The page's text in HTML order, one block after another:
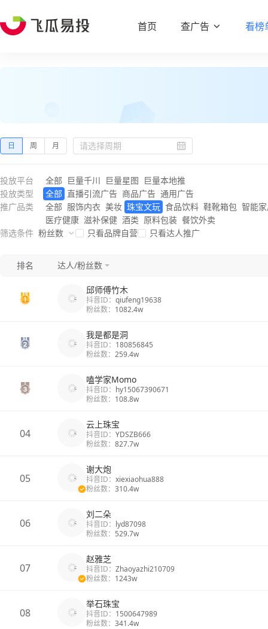
首页 查广告 看榜
日 周 月
投放平台 全部 巨量千川 巨量星图 巨量本地推
投放类型
全部 直播引流广告 商品广告 通用广告
推广品类
全部 服饰内衣 美妆 珠宝文玩 食品饮料 鞋靴箱包 智能
医疗健康 滋补保健 酒类 原料包装 餐饮外卖
筛选条件 粉丝数 只看品牌自营 只看达人推广
排名 达人/粉丝数
邱师傅竹木
抖音ID： qiufeng19638
粉丝数： 1082.4w
我是都是洞
抖音ID： 180856845
粉丝数： 259.4w
嗑学家Momo
抖音ID： hy15067390671
粉丝数： 108.8w
04
云上珠宝
抖音ID： YDSZB666
粉丝数： 827.7w
05
谢大炮
抖音ID： xiexiaohua888
粉丝数： 310.4w
06
刘二朵
抖音ID： lyd87098
粉丝数： 529.7w
07
赵雅芝
抖音ID： Zhaoyazhi210709
粉丝数： 1243w
08
举石珠宝
抖音ID： 1500647989
粉丝数： 341.4w